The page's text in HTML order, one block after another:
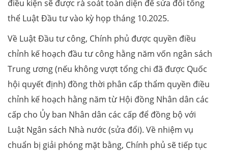
điều kiện sẽ được rà soát toàn diện để sửa đổi tổng
thể Luật Đầu tư vào kỳ họp tháng 10.2025.
Về Luật Đầu tư công, Chính phủ được quyền điều
chỉnh kế hoạch đầu tư công hằng năm vốn ngân sách
Trung ương (nếu không vượt tổng chi đã được Quốc
hội quyết định) đồng thời phân cấp thẩm quyền điều
chỉnh kế hoạch hằng năm từ Hội đồng Nhân dân các
cấp cho Ủy ban Nhân dân các cấp để đồng bộ với
Luật Ngân sách Nhà nước (sửa đổi). Về nhiệm vụ
chuẩn bị giải phóng mặt bằng, Chính phủ sẽ tiếp tục